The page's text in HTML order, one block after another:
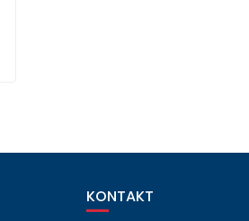
KONTAKT